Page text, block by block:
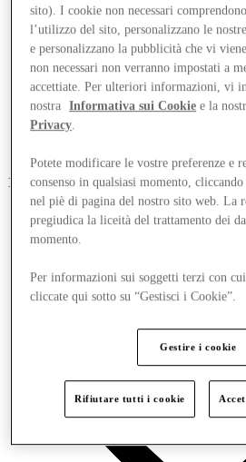
1 altra offerta
sito). I cookie non necessari
l’utilizzo del sito, personalizzano le
e personalizzano la pubblicità che vi
non necessari non verranno impostati a
accettiate. Per ulteriori informazioni, vi
nostra
Informativa sui Cookie e la
Privacy.
Potete modificare le vostre preferenze e
consenso in qualsiasi momento,
nel piè di pagina del nostro sito web. La
pregiudica la liceità del trattamento dei
momento.
Per informazioni sui soggetti terzi con
cliccate qui sotto su “Gestisci i Cookie”.
Gestire i cookie
Rifiutare tutti i cookie